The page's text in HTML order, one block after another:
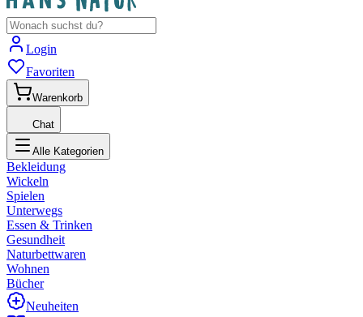
Login
Favoriten
Warenkorb
Chat
Alle Kategorien
Bekleidung
Wickeln
Spielen
Unterwegs
Essen & Trinken
Gesundheit
Naturbettwaren
Wohnen
Bücher
Neuheiten